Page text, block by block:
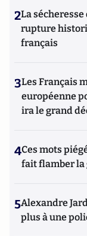
2La
rupture
français
3Les Français
européenne
ira le grand
4Ces mots
fait flamber la
5Alexandre
plus à une